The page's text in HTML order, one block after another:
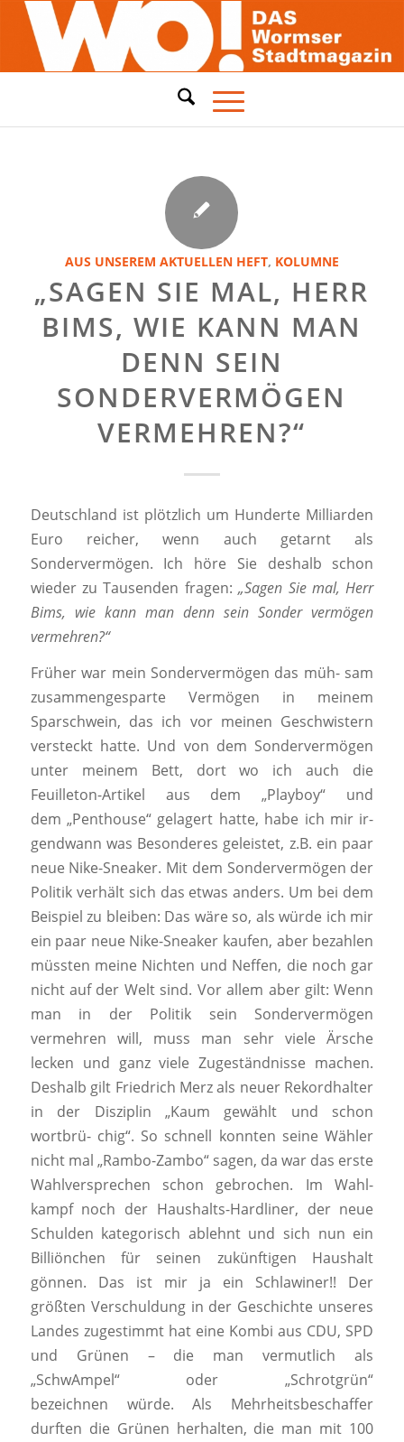
AUS UNSEREM AKTUELLEN HEFT, KOLUMNE
„SAGEN SIE MAL, HERR
BIMS, WIE KANN MAN
DENN SEIN
SONDERVERMÖGEN
VERMEHREN?“
Deutschland ist plötzlich um Hunderte Milliarden
Euro reicher, wenn auch getarnt als
Sondervermögen. Ich höre Sie deshalb schon
wieder zu Tausenden fragen:„Sagen Sie mal, Herr
Bims, wie kann man denn sein Sonder vermögen
vermehren?“
Früher war mein Sondervermögen das müh- sam
zusammengesparte Vermögen in meinem
Sparschwein, das ich vor meinen Geschwistern
versteckt hatte. Und von dem Sondervermögen
unter meinem Bett, dort wo ich auch die
Feuilleton-Artikel aus dem „Playboy“ und
dem „Penthouse“ gelagert hatte, habe ich mir ir-
gendwann was Besonderes geleistet, z.B. ein paar
neue Nike-Sneaker. Mit dem Sondervermögen der
Politik verhält sich das etwas anders. Um bei dem
Beispiel zu bleiben: Das wäre so, als würde ich mir
ein paar neue Nike-Sneaker kaufen, aber bezahlen
müssten meine Nichten und Neffen, die noch gar
nicht auf der Welt sind. Vor allem aber gilt: Wenn
man in der Politik sein Sondervermögen
vermehren will, muss man sehr viele Ärsche
lecken und ganz viele Zugeständnisse machen.
Deshalb gilt Friedrich Merz als neuer Rekordhalter
in der Disziplin „Kaum gewählt und schon
wortbrü- chig“. So schnell konnten seine Wähler
nicht mal „Rambo-Zambo“ sagen, da war das erste
Wahlversprechen schon gebrochen. Im Wahl-
kampf noch der Haushalts-Hardliner, der neue
Schulden kategorisch ablehnt und sich nun ein
Billiönchen für seinen zukünftigen Haushalt
gönnen. Das ist mir ja ein Schlawiner!! Der
größten Verschuldung in der Geschichte unseres
Landes zugestimmt hat eine Kombi aus CDU, SPD
und Grünen – die man vermutlich als
„SchwAmpel“ oder „Schrotgrün“
bezeichnen würde. Als Mehrheitsbeschaffer
durften die Grünen herhalten, die man mit 100